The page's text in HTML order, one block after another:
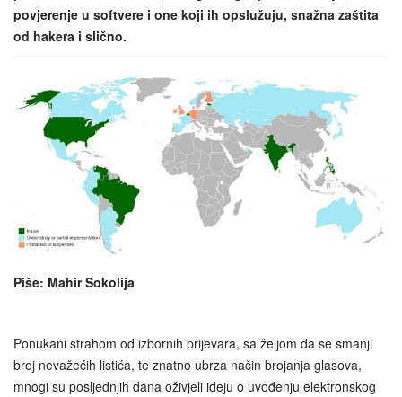
o
n
o
povjerenje u softvere i one koji ih opslužuju, snažna zaštita
od hakera i slično.
Piše: Mahir Sokolija
Ponukani strahom od izbornih prijevara, sa željom da se smanji
broj nevažećih listića, te znatno ubrza način brojanja glasova,
mnogi su posljednjih dana oživjeli ideju o uvođenju elektronskog